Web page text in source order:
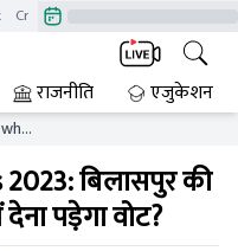
CrimeTak
राजनीति एजुकेशन
बिलासपुर की
पड़ेगा वोट?